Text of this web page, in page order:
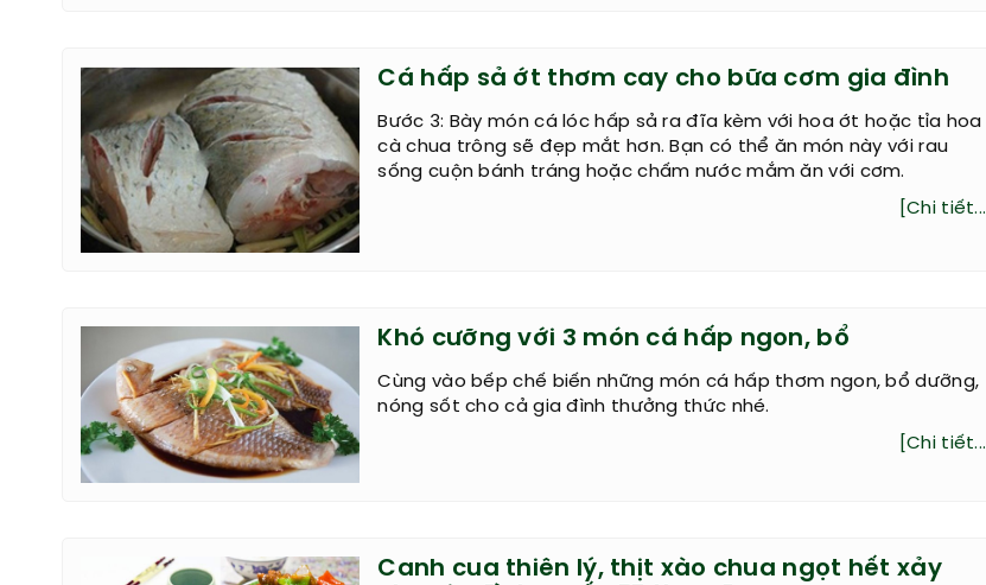
Cá hấp sả ớt thơm cay cho bữa cơm gia đình
Bước 3: Bày món cá lóc hấp sả ra đĩa kèm với hoa ớt hoặc tỉa hoa
cà chua trông sẽ đẹp mắt hơn. Bạn có thể ăn món này với rau
sống cuộn bánh tráng hoặc chấm nước mắm ăn với cơm.
[Chi tiết...]
Khó cưỡng với 3 món cá hấp ngon, bổ
Cùng vào bếp chế biến những món cá hấp thơm ngon, bổ dưỡng,
nóng sốt cho cả gia đình thưởng thức nhé.
[Chi tiết...]
Canh cua thiên lý, thịt xào chua ngọt hết xảy